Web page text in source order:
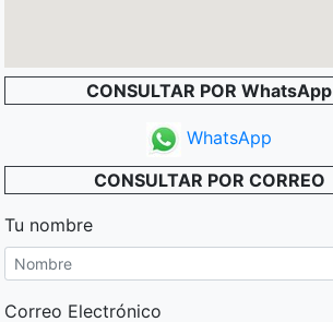
CONSULTAR POR WhatsApp
WhatsApp
CONSULTAR POR CORREO
Tu nombre
Correo Electrónico